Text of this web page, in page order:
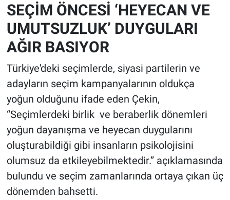
SEÇİM ÖNCESİ ‘HEYECAN VE
UMUTSUZLUK’ DUYGULARI
AĞIR BASIYOR
Türkiye'deki seçimlerde, siyasi partilerin ve
adayların seçim kampanyalarının oldukça
yoğun olduğunu ifade eden Çekin,
“Seçimlerdeki birlik ve beraberlik dönemleri
yoğun dayanışma ve heyecan duygularını
oluşturabildiği gibi insanların psikolojisini
olumsuz da etkileyebilmektedir.” açıklamasında
bulundu ve seçim zamanlarında ortaya çıkan üç
dönemden bahsetti.